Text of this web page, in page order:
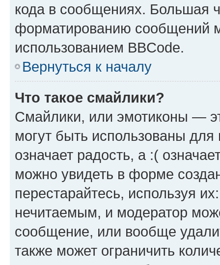
кода в сообщениях. Большая
форматированию сообщений
использованием BBCode.
Вернуться к началу
Что такое смайлики?
Смайлики, или эмотиконы —
могут быть использованы
означает радость, а :(
можно увидеть в форме
перестарайтесь, используя
нечитаемым, и модератор
сообщение, или вообще
также может ограничить